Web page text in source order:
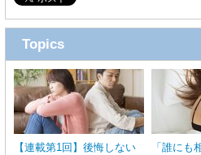
Topics
【連載第1回】後悔しない
「誰にも